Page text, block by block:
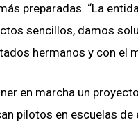
preparadas. “La
sencillos, damos
hermanos y con el
en marcha un
pilotos en escuelas